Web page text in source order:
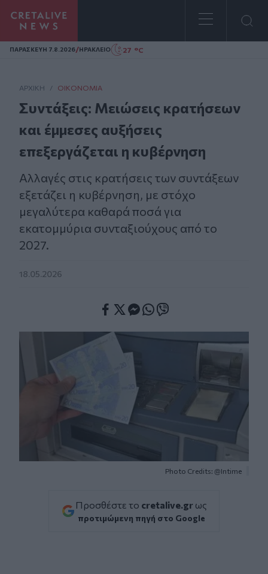
Homepage
ΠΑΡΑΣΚΕΥΗ 7.8.2026/ΗΡΑΚΛΕΙΟ 27 °C
ΑΡΧΙΚΗ / ΟΙΚΟΝΟΜΊΑ
Συντάξεις: Μειώσεις κρατήσεων
και έμμεσες αυξήσεις
επεξεργάζεται η κυβέρνηση
Αλλαγές στις κρατήσεις των συντάξεων
εξετάζει η κυβέρνηση, με στόχο
μεγαλύτερα καθαρά ποσά για
εκατομμύρια συνταξιούχους από το
2027.
18.05.2026
Photo Credits: @Intime
Προσθέστε το cretalive.gr ως
προτιμώμενη πηγή στο Google